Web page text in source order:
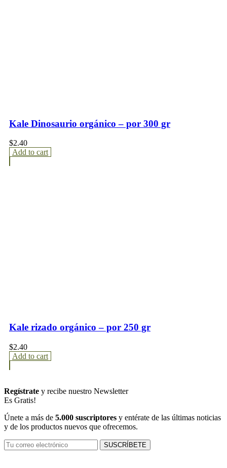
Kale Dinosaurio orgánico – por 300 gr
$2.40
Add to cart
Kale rizado orgánico – por 250 gr
$2.40
Add to cart
Regístrate y recibe nuestro Newsletter
Es Gratis!
Únete a más de 5.000 suscriptores y entérate de las últimas noticias
y de los productos nuevos que ofrecemos.